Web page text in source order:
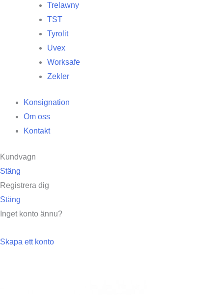
Trelawny
TST
Tyrolit
Uvex
Worksafe
Zekler
Konsignation
Om oss
Kontakt
Kundvagn
Stäng
Registrera dig
Stäng
Inget konto ännu?
Skapa ett konto